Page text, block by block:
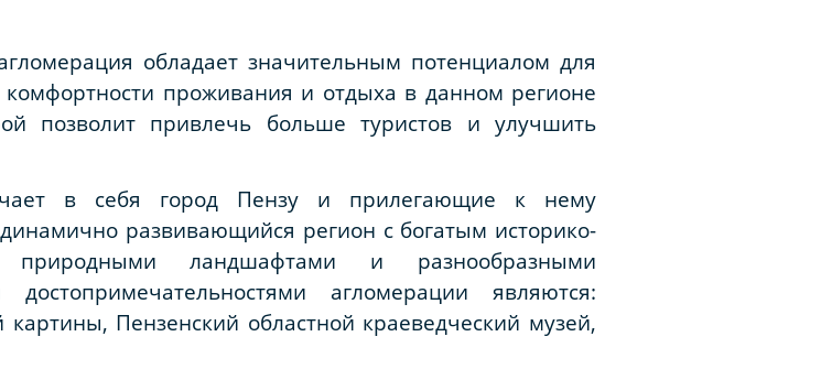
обладает значительным потенциалом для
проживания и отдыха в данном регионе
позволит привлечь больше туристов и улучшить
в себя город Пензу и прилегающие к нему
развивающийся регион с богатым историко-
природными ландшафтами и разнообразными
агломерации являются:
Пензенский областной краеведческий музей,